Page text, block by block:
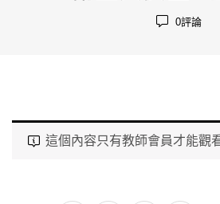
0評論
這個內容只有教師會員才能觀